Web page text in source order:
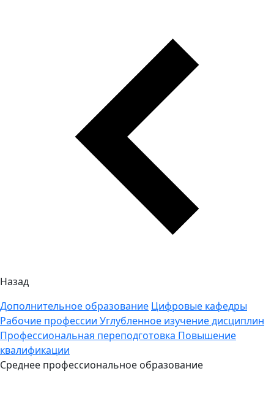
Назад
Дополнительное образование Цифровые кафедры
Рабочие профессии Углубленное изучение дисциплин
Профессиональная переподготовка Повышение
квалификации
Среднее профессиональное образование